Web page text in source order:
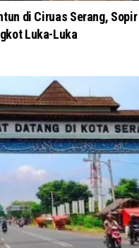
di Ciruas Serang, Sopir
Luka-Luka